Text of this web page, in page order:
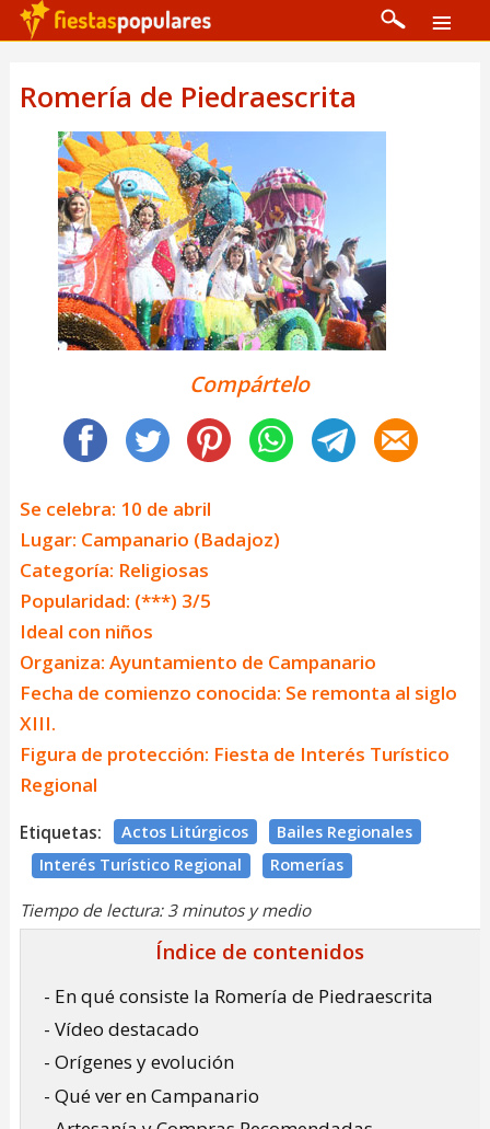
Romería de Piedraescrita
Compártelo
Se celebra: 10 de abril
Lugar: Campanario (Badajoz)
Categoría: Religiosas
Popularidad: (***) 3/5
Ideal con niños
Organiza: Ayuntamiento de Campanario
Fecha de comienzo conocida: Se remonta al siglo
XIII.
Figura de protección: Fiesta de Interés Turístico
Regional
Etiquetas: Actos Litúrgicos
Bailes Regionales
Interés Turístico Regional
Romerías
Tiempo de lectura: 3 minutos y medio
Índice de contenidos
- En qué consiste la Romería de Piedraescrita
- Vídeo destacado
- Orígenes y evolución
- Qué ver en Campanario